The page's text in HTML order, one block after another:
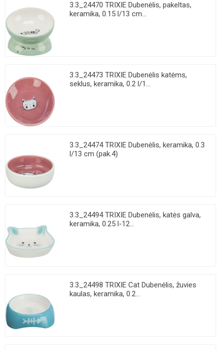
3.3_24470 TRIXIE Dubenėlis, pakeltas,
keramika, 0.15 l/13 cm...
3.3_24473 TRIXIE Dubenėlis katėms,
seklus, keramika, 0.2 l/1...
3.3_24474 TRIXIE Dubenėlis, keramika, 0.3
l/13 cm (pak.4)
3.3_24494 TRIXIE Dubenėlis, katės galva,
keramika, 0.25 l-12...
3.3_24498 TRIXIE Cat Dubenėlis, žuvies
kaulas, keramika, 0.2...